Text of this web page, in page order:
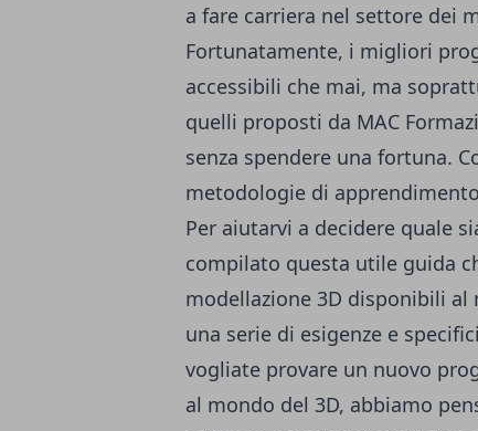
a fare carriera nel settore dei
Fortunatamente, i migliori
accessibili che mai, ma
quelli proposti da MAC
senza spendere una fortuna.
metodologie di apprendimento
Per aiutarvi a decidere quale
compilato questa utile guida
modellazione 3D disponibili
una serie di esigenze e
vogliate provare un nuovo
al mondo del 3D, abbiamo